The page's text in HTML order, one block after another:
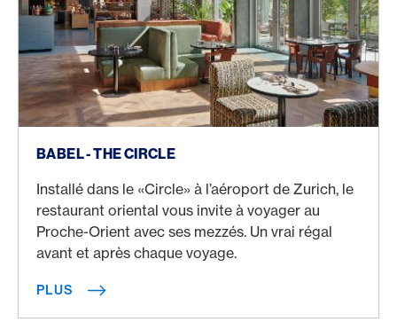
BABEL - THE CIRCLE
Installé dans le «Circle» à l’aéroport de Zurich, le
restaurant oriental vous invite à voyager au
Proche-Orient avec ses mezzés. Un vrai régal
avant et après chaque voyage.
PLUS